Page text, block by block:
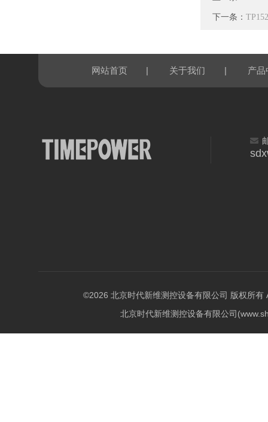
下一条：
网站首页 | 关于我们 | 产品
©2026 北京时代新维测控设备有限公司 版权所有
北京时代新维测控设备有限公司